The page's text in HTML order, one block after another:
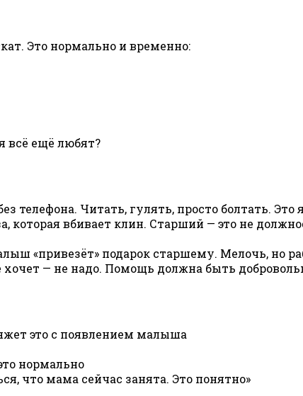
Это нормально и временно:
всё ещё любят?
телефона. Читать, гулять, просто болтать. Это
которая вбивает клин. Старший — это не
«привезёт» подарок старшему. Мелочь, но
— не надо. Помощь должна быть
это с появлением малыша
нормально
что мама сейчас занята. Это понятно»